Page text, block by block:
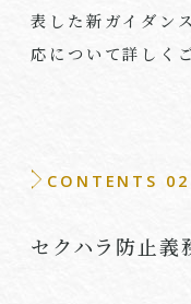
表した新ガイダン
応について詳しく
CONTENTS 02
セクハラ防止義